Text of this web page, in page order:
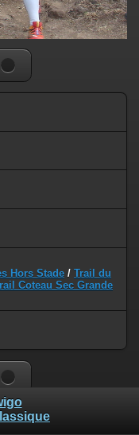
Hors Stade / Trail du
Coteau Sec Grande